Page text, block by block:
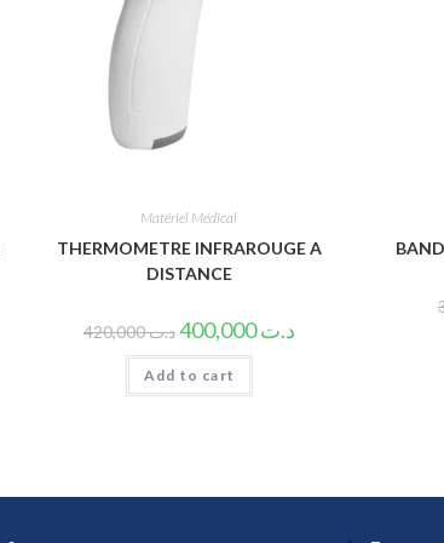
Matériel Médical
THERMOMETRE INFRAROUGE A
DISTANCE
د.ت420,000 د.ت400,000
Add to cart